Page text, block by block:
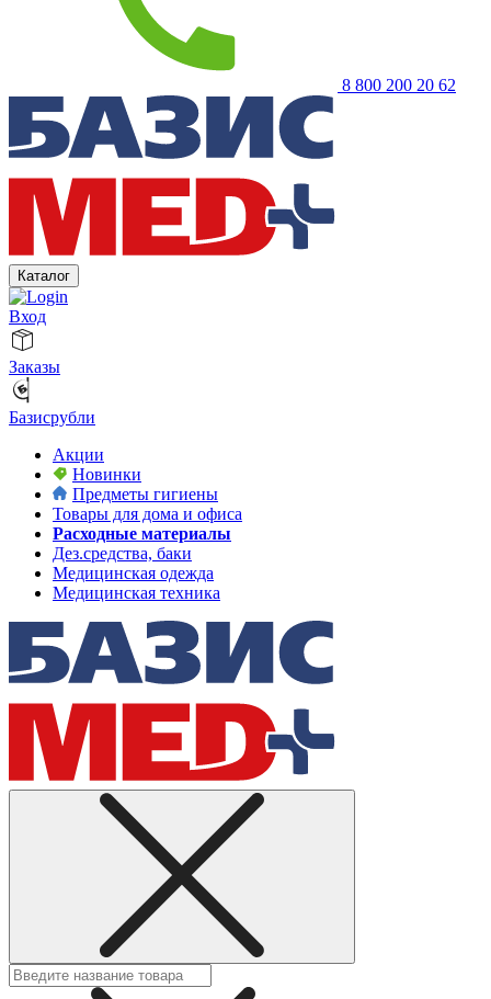
8 800 200 20 62
Каталог
Вход
Заказы
Базисрубли
Акции
Новинки
Предметы гигиены
Товары для дома и офиса
Расходные материалы
Дез.средства, баки
Медицинская одежда
Медицинская техника